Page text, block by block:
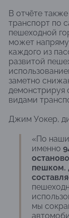
В отчёте
транспорт по
пешеходной
может
каждого из
развитой
заметно
демонстрируя
видами
Джим Уокер,
«По
именно
пешком.
мы